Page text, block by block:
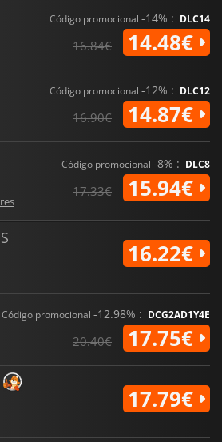
Código promocional -14% : DLC14
16.84€ 14.48€
Código promocional -12% : DLC12
16.90€ 14.87€
Código promocional -8% : DLC8
17.33€ 15.94€
16.22€
Código promocional -12.98% : DCG2AD1Y4E
20.40€ 17.75€
17.79€